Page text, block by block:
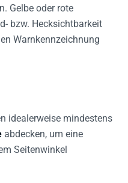
Gelbe oder rote
bzw. Hecksichtbarkeit
Warnkennzeichnung
idealerweise mindestens
abdecken, um eine
Seitenwinkel